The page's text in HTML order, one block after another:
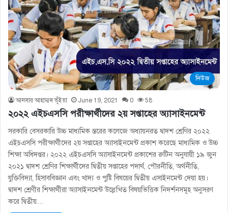
নিউজ
আনসার আহাম্মদ ভূঁইয়া June 19, 2021 0 58
২০২২ এইচএসসি পরীক্ষার্থীদের ২য় সপ্তাহের অ্যাসাইনমেন্ট
সরকারি বেসরকারি উচ্চ মাধ্যমিক স্তরের কলেজে অধ্যায়নরত দ্বাদশ শ্রেণির ২০২২
এইচএসসি পরীক্ষার্থীদের ২য় সপ্তাহের অ্যাসাইনমেন্ট প্রকাশ করেছে মাধ্যমিক ও উচ্চ
শিক্ষা অধিদপ্তর। ২০২২ এইচএসসি অ্যাসাইনমেন্ট প্রকাশের রুটিন অনুযায়ী ১৯ জুন
২০২১ দ্বাদশ শ্রেণির শিক্ষার্থীদের দ্বিতীয় সপ্তাহের পদার্থ, পৌরনীতি, অর্থনীতি,
যুক্তিবিদ্যা, হিসাববিজ্ঞান এবং খাদ্য ও পুষ্টি বিষয়ের দ্বিতীয় এসাইনমেন্ট দেয়া হয়।
দ্বাদশ শ্রেণীর শিক্ষার্থীরা অ্যাসাইনমেন্ট উল্লেখিত বিষয়ভিত্তিক নিদর্শনসমূহ অনুসরণ
করে দ্বিতীয়…